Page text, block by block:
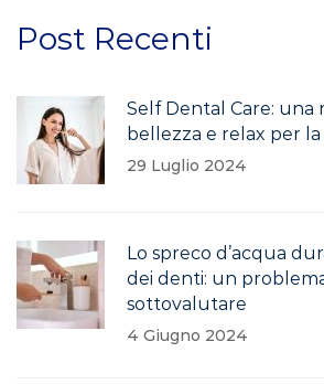
Post Recenti
Self Dental Care: una
bellezza e relax per la
29 Luglio 2024
Lo spreco d’acqua
dei denti: un
sottovalutare
4 Giugno 2024